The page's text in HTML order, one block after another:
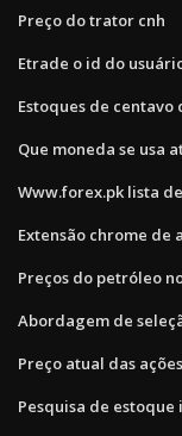
Preço do trator cnh
Etrade o id do
Estoques de
Que moneda se usa
Www.forex.pk lista
Extensão chrome
Preços do petróleo
Abordagem de
Preço atual das
Pesquisa de estoque